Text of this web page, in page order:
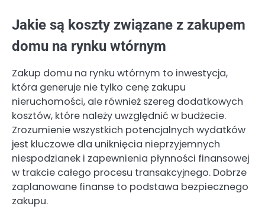
Jakie są koszty związane z zakupem
domu na rynku wtórnym
Zakup domu na rynku wtórnym to inwestycja,
która generuje nie tylko cenę zakupu
nieruchomości, ale również szereg dodatkowych
kosztów, które należy uwzględnić w budżecie.
Zrozumienie wszystkich potencjalnych wydatków
jest kluczowe dla uniknięcia nieprzyjemnych
niespodzianek i zapewnienia płynności finansowej
w trakcie całego procesu transakcyjnego. Dobrze
zaplanowane finanse to podstawa bezpiecznego
zakupu.